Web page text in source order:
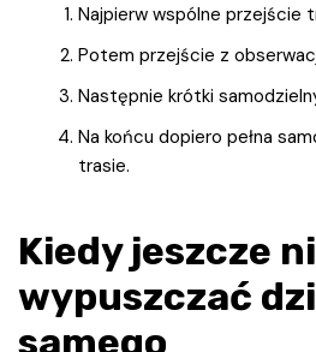
Najpierw wspólne przejście
Potem przejście z
Następnie krótki
Na końcu dopiero pełna
trasie.
Kiedy jeszcze
wypuszczać
samego